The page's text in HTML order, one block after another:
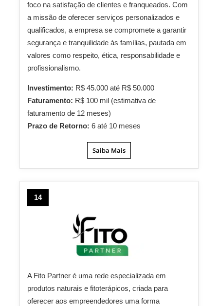
foco na satisfação de clientes e franqueados. Com
a missão de oferecer serviços personalizados e
qualificados, a empresa se compromete a garantir
segurança e tranquilidade às famílias, pautada em
valores como respeito, ética, responsabilidade e
profissionalismo.
Investimento: R$ 45.000 até R$ 50.000
Faturamento: R$ 100 mil (estimativa de
faturamento de 12 meses)
Prazo de Retorno: 6 até 10 meses
Saiba Mais
14
A Fito Partner é uma rede especializada em
produtos naturais e fitoterápicos, criada para
oferecer aos empreendedores uma forma